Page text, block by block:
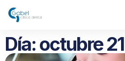
Día: octubre